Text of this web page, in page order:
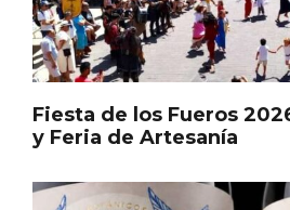
Fiesta de los Fueros
y Feria de Artesanía
de la Trufa Negra de